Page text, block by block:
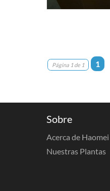
Página 1 de 1 1
Sobre
Acerca de Haomei
Nuestras Plantas